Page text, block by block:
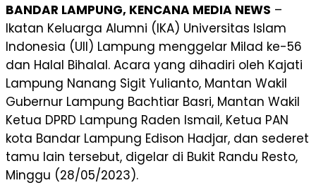
BANDAR LAMPUNG, KENCANA MEDIA NEWS –
Ikatan Keluarga Alumni (IKA) Universitas Islam
Indonesia (UII) Lampung menggelar Milad ke-56
dan Halal Bihalal. Acara yang dihadiri oleh Kajati
Lampung Nanang Sigit Yulianto, Mantan Wakil
Gubernur Lampung Bachtiar Basri, Mantan Wakil
Ketua DPRD Lampung Raden Ismail, Ketua PAN
kota Bandar Lampung Edison Hadjar, dan sederet
tamu lain tersebut, digelar di Bukit Randu Resto,
Minggu (28/05/2023).